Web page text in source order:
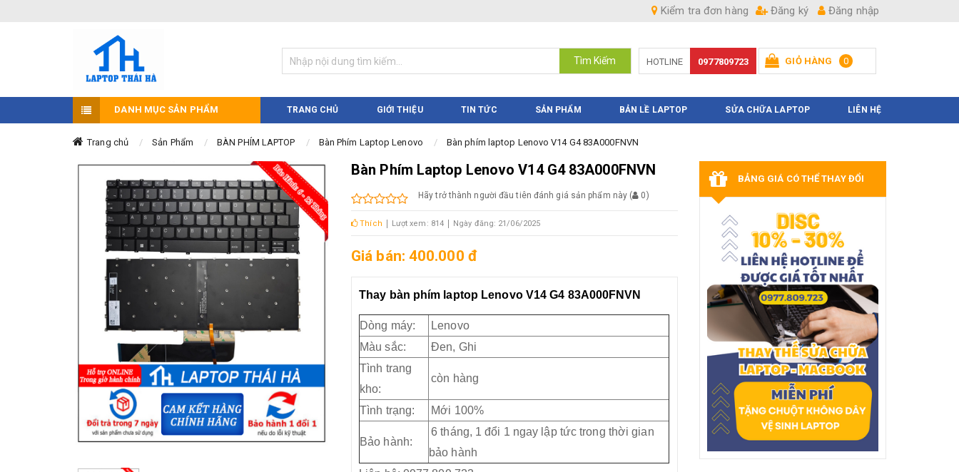
Đăng ký Đăng nhập
Kiểm tra đơn hàng
Tìm Kiếm HOTLINE 0977809723 GIỎ HÀNG 0
DANH MỤC SẢN PHẨM TRANG CHỦ GIỚI THIỆU TIN TỨC SẢN PHẨM BẢN LỀ LAPTOP SỬA CHỮA LAPTOP LIÊN HỆ
Trang chủ Sản Phẩm BÀN PHÍM LAPTOP Bàn Phím Laptop Lenovo Bàn phím laptop Lenovo V14 G4 83A000FNVN
Bàn Phím Laptop Lenovo V14 G4 83A000FNVN
Hãy trở thành người đầu tiên đánh giá sản phẩm này ( 0)
Thích Lượt xem: 814 Ngày đăng: 21/06/2025
Giá bán: 400.000 đ
Thay bàn phím laptop Lenovo V14 G4 83A000FNVN
Dòng máy:
Lenovo
Màu sắc:
Đen, Ghi
Tình trang
kho:
còn hàng
Tình trạng: Mới 100%
Bảo hành:
6 tháng, 1 đổi 1 ngay lập tức trong thời gian
bảo hành
BẢNG GIÁ CÓ THỂ THAY ĐỔI